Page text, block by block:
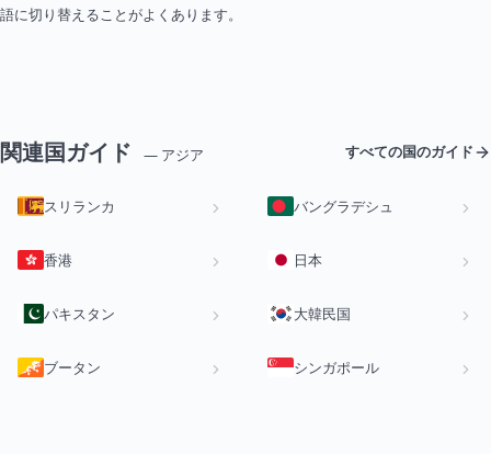
語に切り替えることがよくあります。
関連国ガイド — アジア すべての国のガイド
スリランカ バングラデシュ
香港 日本
パキスタン 大韓民国
ブータン シンガポール